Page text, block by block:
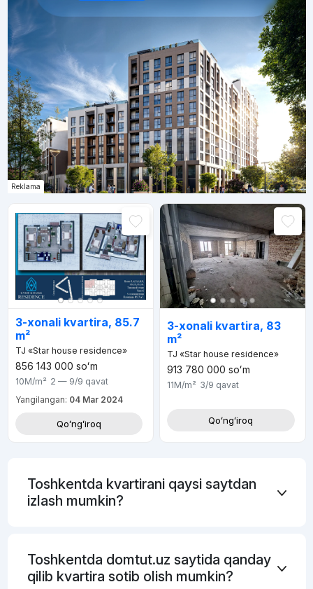
Reklama
3-xonali kvartira, 85.7
m²
TJ «Star house residence»
856 143 000 soʻm
10M/m² 2 — 9/9 qavat
Yangilangan: 04 Mar 2024
Qoʻngʻiroq
3-xonali kvartira, 83
m²
TJ «Star house residence»
913 780 000 soʻm
11M/m² 3/9 qavat
Qoʻngʻiroq
Toshkentda kvartirani qaysi saytdan
izlash mumkin?
Toshkentda domtut.uz saytida qanday
qilib kvartira sotib olish mumkin?